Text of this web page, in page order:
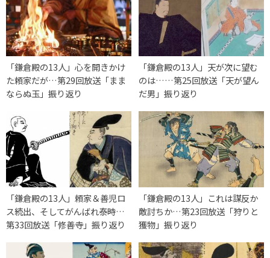
「鎌倉殿の13人」心を開きかけ
た頼家だが…第29回放送「まま
ならぬ玉」振り返り
「鎌倉殿の13人」天が次に望む
のは……第25回放送「天が望ん
だ男」振り返り
「鎌倉殿の13人」頼家＆善児ロ
ス続出、そしてがんばれ泰時…
第33回放送「修善寺」振り返り
「鎌倉殿の13人」これは謀反か
敵討ちか…第23回放送「狩りと
獲物」振り返り